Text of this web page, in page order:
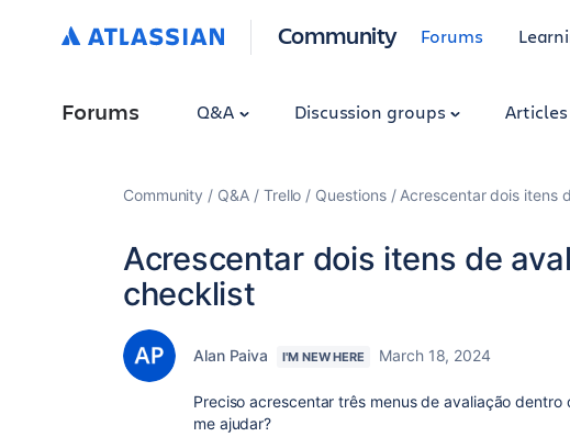
Community Forums
Forums Q&A Discussion groups Articles
Community Q&A Trello Questions Acrescentar dois itens
Acrescentar dois itens de
checklist
Alan Paiva I'M NEW HERE March 18, 2024
Preciso acrescentar três menus de avaliação
me ajudar?